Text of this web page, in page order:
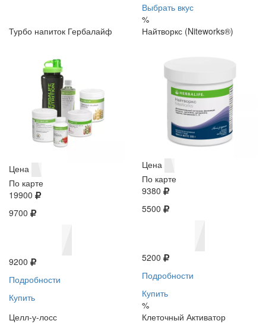
Выбрать вкус
%
Турбо напиток Гербалайф
Цена
По карте
19900
9700
9200
Подробности
Купить
Найтворкс (Niteworks®)
Цена
По карте
9380
5500
5200
Подробности
Купить
%
Целл-у-лосс
Клеточный Активатор